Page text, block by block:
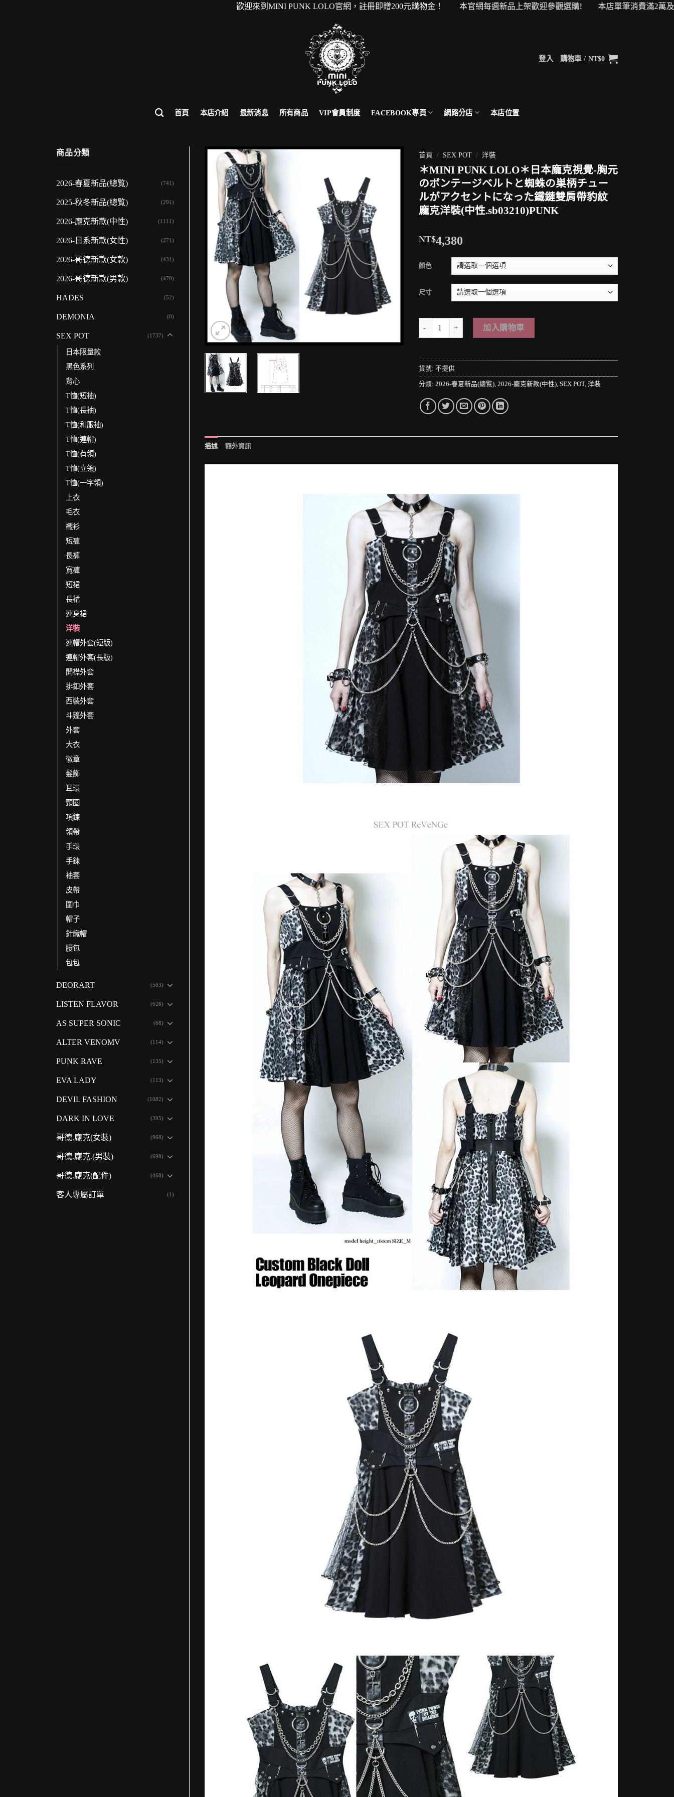
歡迎來到MINI PUNK LOLO官網，註冊即贈200元購物金！ 本官網每週新品上架歡迎參觀選購! 本店單筆消費滿2萬及4萬即可
登入 購物車 / NT$0
首頁 本店介紹 最新消息 所有商品 VIP會員制度 FACEBOOK專頁 網路分店 本店位置
商品分類
2026-春夏新品(總覧) (741)
2025-秋冬新品(總覧) (291)
2026-龐克新款(中性) (1111)
2026-日系新款(女性) (271)
2026-哥德新款(女款) (431)
2026-哥德新款(男款) (470)
HADES (52)
DEMONIA (0)
SEX POT (1737)
日本限量款
黑色系列
背心
T恤(短袖)
T恤(長袖)
T恤(和服袖)
T恤(連帽)
T恤(有領)
T恤(立領)
T恤(一字領)
上衣
毛衣
襯衫
短褲
長褲
寬褲
短裙
長裙
連身裙
洋裝
連帽外套(短版)
連帽外套(長版)
開襟外套
排釦外套
西裝外套
斗篷外套
外套
大衣
徽章
髮飾
耳環
頸圈
項鍊
領帶
手環
手鍊
袖套
皮帶
圍巾
帽子
針織帽
腰包
包包
DEORART (503)
LISTEN FLAVOR (626)
AS SUPER SONIC (68)
ALTER VENOMV (114)
PUNK RAVE (135)
EVA LADY (113)
DEVIL FASHION (1082)
DARK IN LOVE (395)
哥德.龐克(女裝) (968)
哥德.龐克.(男裝) (698)
哥德.龐克(配件) (468)
客人專屬訂單 (1)
首頁 / SEX POT / 洋裝
＊MINI PUNK LOLO＊日本龐克視覺-胸元
のボンテージベルトと蜘蛛の巣柄チュー
ルがアクセントになった鐵鏈雙肩帶豹紋
龐克洋裝(中性.sb03210)PUNK
NT$4,380
顏色
尺寸
＊MINI PUNK LOLO＊日本龐克視覺-胸元のボンテージベルトと蜘蛛の巣柄チ
加入購物車
貨號: 不提供
分類: 2026-春夏新品(總覧) 2026-龐克新款(中性) SEX POT, 洋裝
描述 額外資訊